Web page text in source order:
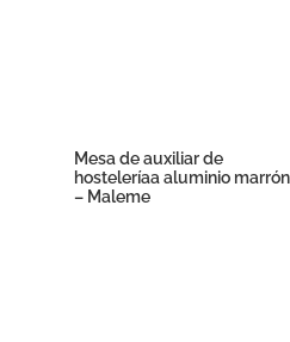
Mesa de auxiliar de
hosteleríaa aluminio marrón
– Maleme